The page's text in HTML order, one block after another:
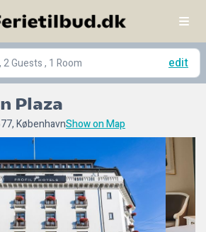
, 2 Guests , 1 Room edit
Plaza
KøbenhavnShow on Map